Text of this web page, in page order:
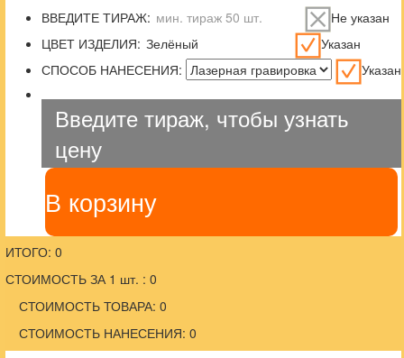
ВВЕДИТЕ ТИРАЖ:
Не указан
ЦВЕТ ИЗДЕЛИЯ:
Указан
СПОСОБ НАНЕСЕНИЯ:
Указан
Введите тираж, чтобы узнать
цену
В корзину
ИТОГО: 0
СТОИМОСТЬ ЗА 1 шт. : 0
СТОИМОСТЬ ТОВАРА: 0
СТОИМОСТЬ НАНЕСЕНИЯ: 0